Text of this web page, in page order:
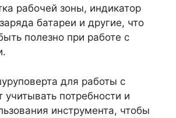
рабочей зоны, индикатор
батареи и другие, что
полезно при работе с
для работы с
учитывать потребности и
инструмента, чтобы